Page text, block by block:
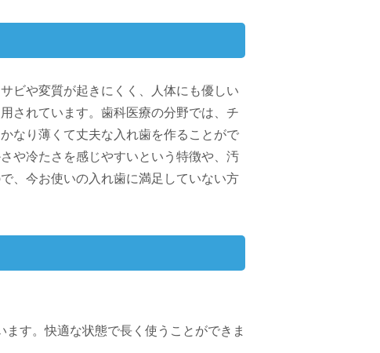
ビや変質が起きにくく、人体にも優しい
されています。歯科医療の分野では、チ
なり薄くて丈夫な入れ歯を作ることがで
や冷たさを感じやすいという特徴や、汚
、今お使いの入れ歯に満足していない方
す。快適な状態で長く使うことができま